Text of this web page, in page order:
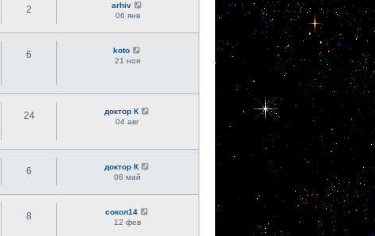
2
arhiv
06 янв
6
koto
21 ноя
24
доктор К
04 авг
6
доктор К
08 май
8
сокол14
12 фев